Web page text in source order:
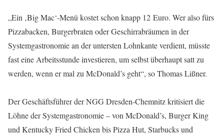
„Ein ‚Big Mac‘-Menü kostet schon knapp 12 Euro. Wer also fürs
Pizzabacken, Burgerbraten oder Geschirrabräumen in der
Systemgastronomie an der untersten Lohnkante verdient, müsste
fast eine Arbeitsstunde investieren, um selbst überhaupt satt zu
werden, wenn er mal zu McDonald’s geht“, so Thomas Lißner.
Der Geschäftsführer der NGG Dresden-Chemnitz kritisiert die
Löhne der Systemgastronomie – von McDonald’s, Burger King
und Kentucky Fried Chicken bis Pizza Hut, Starbucks und